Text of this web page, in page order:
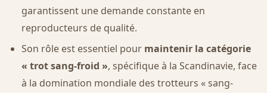
garantissent une demande constante en
reproducteurs de qualité.
Son rôle est essentiel pour maintenir la catégorie
« trot sang-froid », spécifique à la Scandinavie, face
à la domination mondiale des trotteurs « sang-